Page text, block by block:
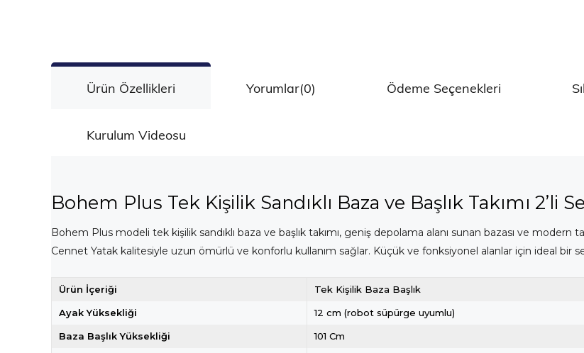
Ürün Özellikleri Yorumlar(0) Ödeme Seçenekleri
Kurulum Videosu
Bohem Plus Tek Kişilik Sandıklı Baza ve Başlık Takımı 2’li
Bohem Plus modeli tek kişilik sandıklı baza ve başlık takımı, geniş depolama alanı sunan bazası ve modern
Cennet Yatak kalitesiyle uzun ömürlü ve konforlu kullanım sağlar. Küçük ve fonksiyonel alanlar için ideal bir
Ürün İçeriği Tek Kişilik Baza Başlık
Ayak Yüksekliği 12 cm (robot süpürge uyumlu)
Baza Başlık Yüksekliği 101 Cm